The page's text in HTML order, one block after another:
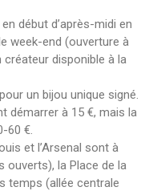
début d’après-midi en
week-end (ouverture à
disponible à la
un bijou unique signé.
démarrer à 15 €, mais la
60 €.
et l’Arsenal sont à
ouverts), la Place de la
temps (allée centrale